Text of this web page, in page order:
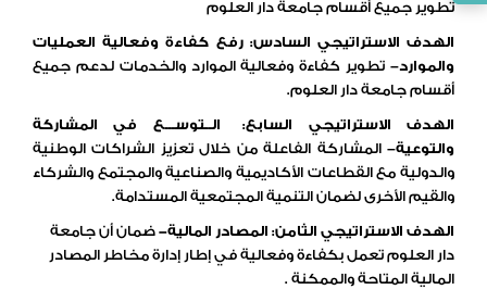
تطوير جميع أقسام جامعة دار العلوم
الهدف الاستراتيجي السادس: رفع كفاءة وفعالية العمليات
والموارد– تطوير كفاءة وفعالية الموارد والخدمات لدعم جميع
أقسام جامعة دار العلوم.
الهدف الاستراتيجي السابع: الــتوســـع في المشاركة
والتوعية–المشاركة الفاعلة من خلال تعزيز الشراكات الوطنية
والدولية مع القطاعات الأكاديمية والصناعية والمجتمع والشركاء
والقيم الأخرى لضمان التنمية المجتمعية المستدامة.
الهدف الاستراتيجي الثامن: المصادر المالية- ضمان أن جامعة
دار العلوم تعمل بكفاءة وفعالية في إطار إدارة مخاطر المصادر
المالية المتاحة والممكنة .